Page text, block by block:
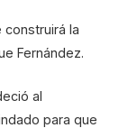
construirá la
Fernández.
al
para que